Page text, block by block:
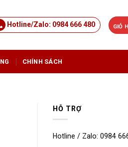
Hotline/Zalo: 0984 666 480 GIỎ
CHÍNH SÁCH
HỖ TRỢ
Hotline / Zalo: 0984